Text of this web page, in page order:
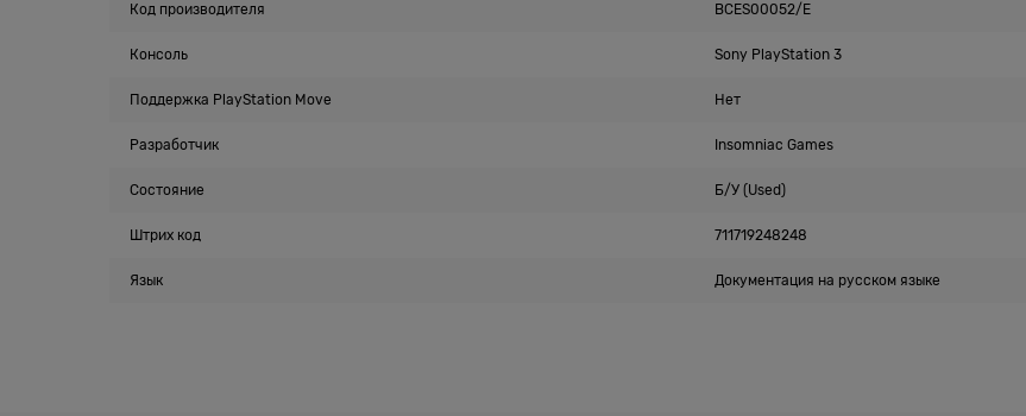
Код производителя BCES00052/E
Консоль Sony PlayStation 3
Поддержка PlayStation Move Нет
Разработчик Insomniac Games
Состояние Б/У (Used)
Штрих код 711719248248
Язык Документация на русском языке